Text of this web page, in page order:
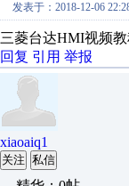
发表于：2018-12-06
三菱台达HMI视频教
回复 引用 举报
xiaoaiq1
关注 私信